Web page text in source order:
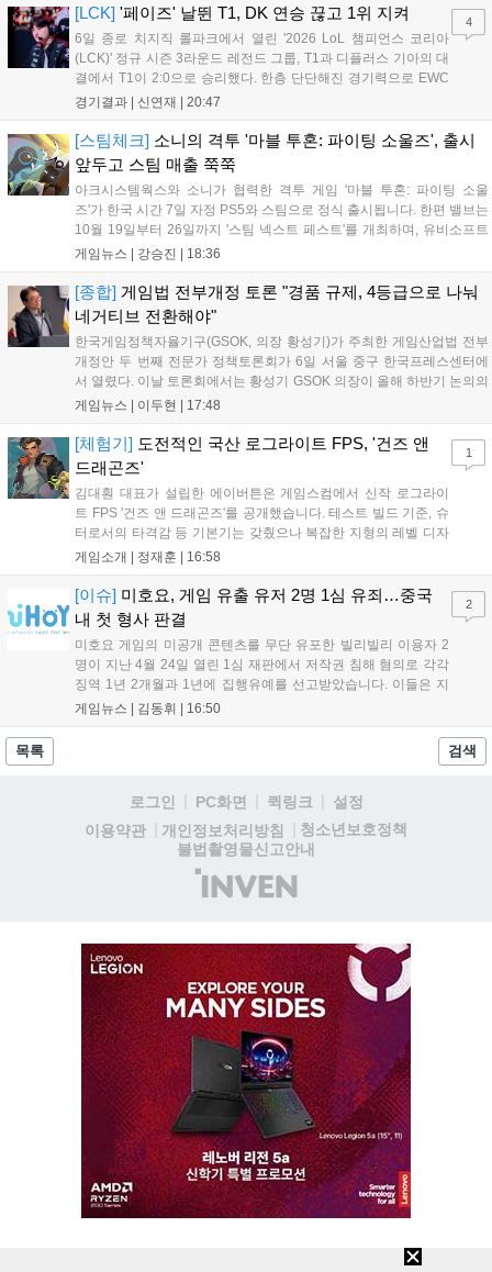
이례적인 협업이 향후 게임 마케팅 방식에 어떤 변화를 가져올지
[LCK] '페이즈' 날뛴 T1, DK 연승 끊고 1위 지켜
6일 종로 치지직 롤파크에서 열린 '2026 LoL 챔피언스 코리아
(LCK)' 정규 시즌 3라운드 레전드 그룹, T1과 디플러스 기아의 대
결에서 T1이 2:0으로 승리했다. 한층 단단해진 경기력으로 EWC
우승을 기점으로 파죽지세의 연승을 이어가던 디플러스 기아를
T1은 첫 드래곤을 두드렸...
경기결과 | 신연재 | 20:47
4
[스팀체크] 소니의 격투 '마블 투혼: 파이팅 소울즈', 출시
앞두고 스팀 매출 쭉쭉
아크시스템웍스와 소니가 협력한 격투 게임 '마블 투혼: 파이팅 소울
즈'가 한국 시간 7일 자정 PS5와 스팀으로 정식 출시됩니다. 한편 밸브는
10월 19일부터 26일까지 '스팀 넥스트 페스트'를 개최하며, 유비소프트
의 '더 디비전 리서전스'가 스팀에 출시되었고, 농장 시뮬레이션 '돌록 타
각기 다른 장르에서 이용자들의 기대를 모으고 있습니다....
게임뉴스 | 강승진 | 18:36
[종합] 게임법 전부개정 토론 "경품 규제, 4등급으로 나눠
네거티브 전환해야"
한국게임정책자율기구(GSOK, 의장 황성기)가 주최한 게임산업법 전부
개정안 두 번째 전문가 정책토론회가 6일 서울 중구 한국프레스센터에
서 열렸다. 이날 토론회에서는 황성기 GSOK 의장이 올해 하반기 논의의
주요 쟁점과 성과를 짚은 데 이어, 박종현 한양대 법학전문대학원 교수
호사가 게임 등...
게임뉴스 | 이두현 | 17:48
[체험기] 도전적인 국산 로그라이트 FPS, '건즈 앤
드래곤즈'
김대훤 대표가 설립한 에이버튼은 게임스컴에서 신작 로그라이
트 FPS '건즈 앤 드래곤즈'를 공개했습니다. 테스트 빌드 기준, 슈
터로서의 타격감 등 기본기는 갖췄으나 복잡한 지형의 레벨 디자
인은 개선이 필요해 보입니다. 또한, 성장 트랙의 과도한 분절과
요구됩니다. 개발사는 향후 캐릭터 추가 등을 통해 게임성을 다듬
어 경쟁력을 확보할 계획입니다....
게임소개 | 정재훈 | 16:58
1
[이슈] 미호요, 게임 유출 유저 2명 1심 유죄…중국
내 첫 형사 판결
미호요 게임의 미공개 콘텐츠를 무단 유포한 빌리빌리 이용자 2
명이 지난 4월 24일 열린 1심 재판에서 저작권 침해 혐의로 각각
징역 1년 2개월과 1년에 집행유예를 선고받았습니다. 이들은 지
난해 7월부터 원신 등 주요 게임의 영상을 유포해 60만 회 이상의
이후 중국 내 첫 형사사건임을 강조하며 향후 무단 유출에 강경
게임뉴스 | 김동휘 | 16:50
2
목록 검색
로그인 PC화면 퀵링크
설정
이용약관
개인정보처리방침
청소년보호정책
불법촬영물신고안내
(주)
인